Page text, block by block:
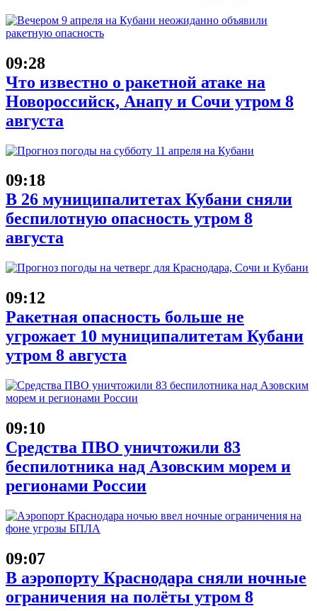
09:28
Что известно о ракетной атаке на
Новороссийск, Анапу и Сочи утром 8
августа
09:18
В 26 муниципалитетах Кубани сняли
беспилотную опасность утром 8
августа
09:12
Ракетная опасность больше не
угрожает 10 муниципалитетам Кубани
утром 8 августа
09:10
Средства ПВО уничтожили 83
беспилотника над Азовским морем и
регионами России
09:07
В аэропорту Краснодара сняли ночные
ограничения на полёты утром 8